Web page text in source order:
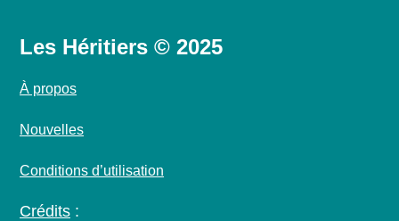
Les Héritiers © 2025
À propos
Nouvelles
Conditions d’utilisation
Crédits :